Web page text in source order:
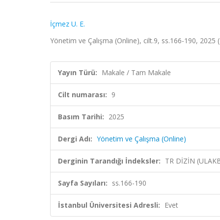
İçmez U. E.
Yönetim ve Çalışma (Online), cilt.9, ss.166-190, 2025
Yayın Türü: Makale / Tam Makale
Cilt numarası: 9
Basım Tarihi: 2025
Dergi Adı: Yönetim ve Çalışma (Online)
Derginin Tarandığı İndeksler: TR DİZİN
Sayfa Sayıları: ss.166-190
İstanbul Üniversitesi Adresli: Evet